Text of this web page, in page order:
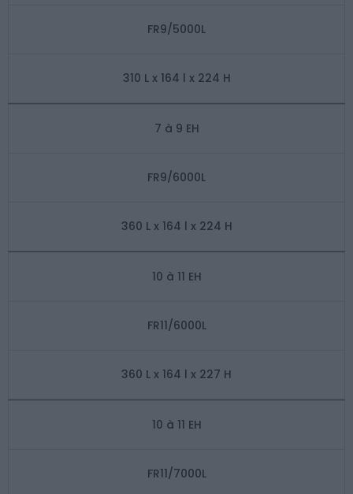
FR9/5000L
310 L x 164 l x 224 H
7 à 9 EH
FR9/6000L
360 L x 164 l x 224 H
10 à 11 EH
FR11/6000L
360 L x 164 l x 227 H
10 à 11 EH
FR11/7000L